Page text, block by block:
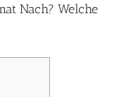
Nach? Welche